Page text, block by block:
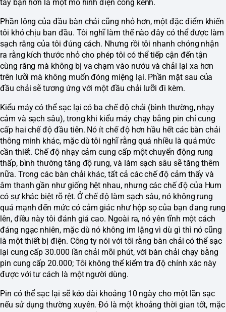
tay bạn hơn là một mô hình điện cồng kềnh.
Phần lông của đầu bàn chải cũng nhỏ hơn, một đặc điểm khiến
tôi khó chịu ban đầu. Tôi nghĩ làm thế nào đây có thể được làm
sạch răng của tôi đúng cách. Nhưng rồi tôi nhanh chóng nhận
ra rằng kích thước nhỏ cho phép tôi có thể tiếp cận đến tận
cùng răng mà không bị va chạm vào nướu và chải lại xa hơn
trên lưỡi mà không muốn đóng miệng lại. Phần mặt sau của
đầu chải sẽ tương ứng với một đầu chải lưỡi đi kèm.
Kiểu máy có thể sạc lại có ba chế độ chải (bình thường, nhạy
cảm và sạch sâu), trong khi kiểu máy chạy bằng pin chỉ cung
cấp hai chế độ đầu tiên. Nó ít chế độ hơn hầu hết các bàn chải
thông minh khác, mặc dù tôi nghĩ rằng quá nhiều là quá mức
cần thiết. Chế độ nhạy cảm cung cấp một chuyển động rung
thấp, bình thường tăng độ rung, và làm sạch sâu sẽ tăng thêm
nữa. Trong các bàn chải khác, tất cả các chế độ cảm thấy và
âm thanh gần như giống hệt nhau, nhưng các chế độ của Hum
có sự khác biệt rõ rệt. Ở chế độ làm sạch sâu, nó không rung
quá mạnh đến mức có cảm giác như hộp sọ của bạn đang rung
lên, điều này tôi đánh giá cao. Ngoài ra, nó yên tĩnh một cách
đáng ngạc nhiên, mặc dù nó không im lặng vì dù gì thì nó cũng
là một thiết bị điện. Công ty nói với tôi rằng bàn chải có thể sạc
lại cung cấp 30.000 lần chải mỗi phút, với bàn chải chạy bằng
pin cung cấp 20.000; Tôi không thể kiểm tra độ chính xác này
được với tư cách là một người dùng.
Pin có thể sạc lại sẽ kéo dài khoảng 10 ngày cho một lần sạc
nếu sử dụng thường xuyên. Đó là một khoảng thời gian tốt, mặc